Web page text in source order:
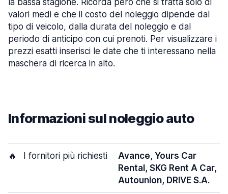
la bassa stagione. Ricorda però che si tratta solo di
valori medi e che il costo del noleggio dipende dal
tipo di veicolo, dalla durata del noleggio e dal
periodo di anticipo con cui prenoti. Per visualizzare i
prezzi esatti inserisci le date che ti interessano nella
maschera di ricerca in alto.
Informazioni sul noleggio auto
🔥 I fornitori più richiesti
Avance, Yours Car
Rental, SKG Rent A Car,
Autounion, DRIVE S.A.